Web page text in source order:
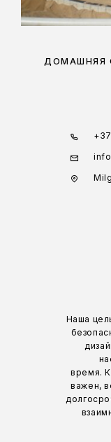
ДОМАШНЯЯ
Наша
время.
важен,